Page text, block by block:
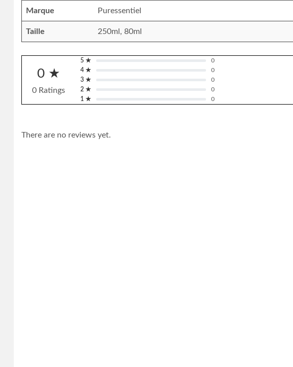
Marque Puressentiel
Taille 250ml, 80ml
0 ★
0 Ratings
5 ★
0
4 ★
0
3 ★
0
2 ★
0
1 ★
0
There are no reviews yet.